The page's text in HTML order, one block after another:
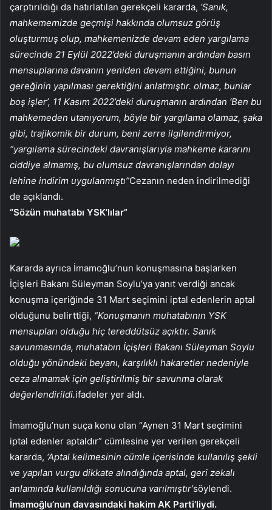
çarptırıldığı da hatırlatılan gerekçeli kararda, ‘Sanık,
mahkememizde geçmişi hakkında olumsuz görüş
oluşturmuş olup, mahkemenizde devam eden yargılama
sürecinde 21 Eylül 2022’deki duruşmanın ardından basın
mensuplarına davanın yeniden devam ettiğini, bunun
gereğinin yapılması gerektiğini anlatmıştır. olmaz, bunlar
boş işler’, 11 Kasım 2022’deki duruşmanın ardından ‘Ben bu
mahkemeden utanıyorum, böyle bir yargılama olamaz, şaka
gibi, trajikomik bir durum, beni zerre ilgilendirmiyor,
“yargılama sürecindeki davranışlarıyla mahkeme kararını
ciddiye almamış, bu olumsuz davranışlarından dolayı
lehine indirim uygulanmıştı”Cezanın neden indirilmediği
de açıklandı.
“Sözün muhatabı YSK’lılar”
Kararda ayrıca İmamoğlu’nun konuşmasına başlarken
İçişleri Bakanı Süleyman Soylu’ya yanıt verdiği ancak
konuşma içeriğinde 31 Mart seçimini iptal edenlerin aptal
olduğunu belirttiği, “Konuşmanın muhatabının YSK
mensupları olduğu hiç tereddütsüz açıktır. Sanık
savunmasında, muhatabın İçişleri Bakanı Süleyman Soylu
olduğu yönündeki beyanı, karşılıklı hakaretler nedeniyle
ceza almamak için geliştirilmiş bir savunma olarak
değerlendirildi.ifadeler yer aldı.
İmamoğlu’nun suça konu olan “Aynen 31 Mart seçimini
iptal edenler aptaldır” cümlesine yer verilen gerekçeli
kararda, ‘Aptal kelimesinin cümle içerisinde kullanılış şekli
ve yapılan vurgu dikkate alındığında aptal, geri zekalı
anlamında kullanıldığı sonucuna varılmıştır’söylendi.
İmamoğlu’nun davasındaki hakim AK Parti’liydi.